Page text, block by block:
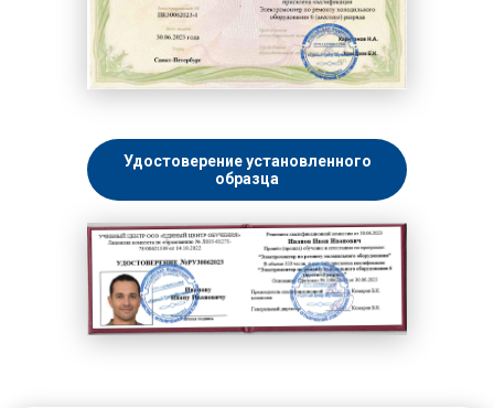
Удостоверение установленного
образца